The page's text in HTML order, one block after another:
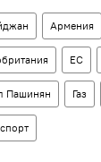
Армения
ЕС
Пашинян Газ